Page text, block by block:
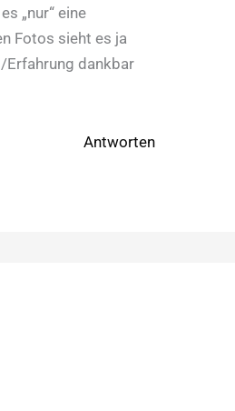
„nur“ eine
Fotos sieht es ja
Erfahrung dankbar
Antworten